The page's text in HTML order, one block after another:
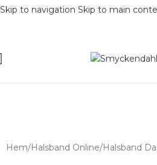
Skip to navigation Skip to main
Hem/Halsband Online/Halsband